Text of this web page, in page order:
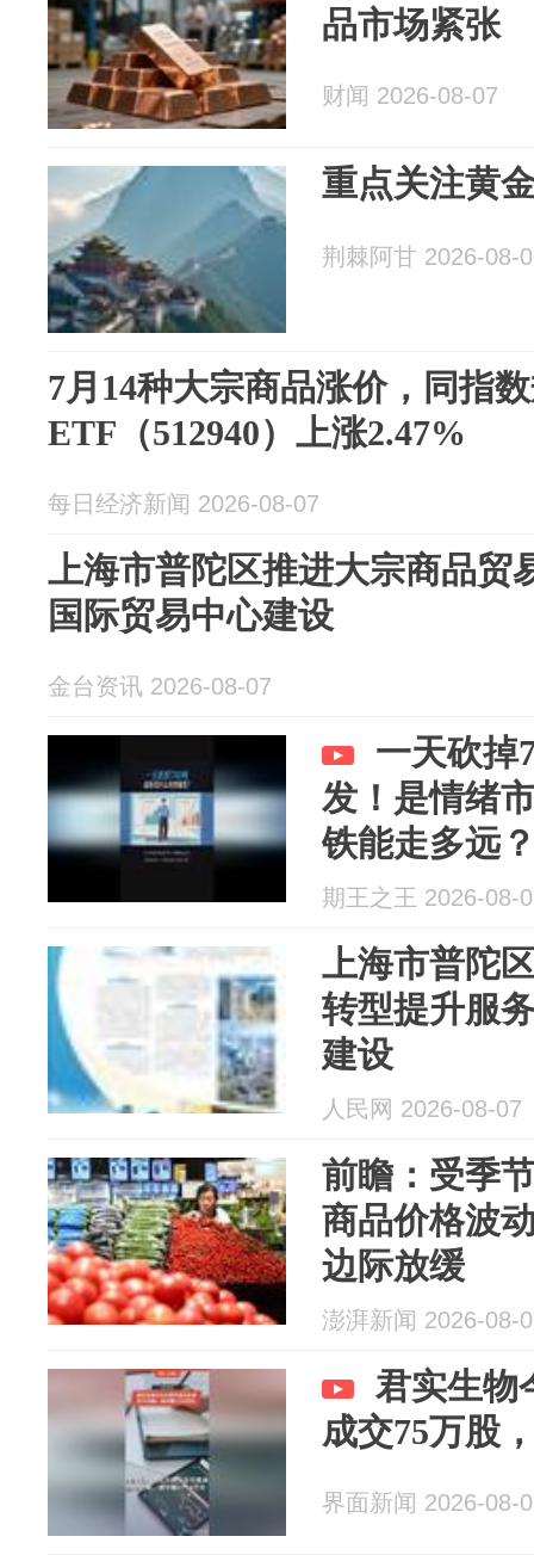
品市场紧张
财闻 2026-08-07
重点关注黄
荆棘阿甘 2026-08-
7月14种大宗商品涨价，同指
ETF（512940）上涨2.47%
每日经济新闻 2026-08-07
上海市普陀区推进大宗商品贸
国际贸易中心建设
金台资讯 2026-08-07
一天砍掉
发！是情绪
铁能走多远
期王之王 2026-08-
上海市普陀
转型提升服
建设
人民网 2026-08-07
前瞻：受季
商品价格波
边际放缓
澎湃新闻 2026-08-
君实生物
成交75万股
界面新闻 2026-08-